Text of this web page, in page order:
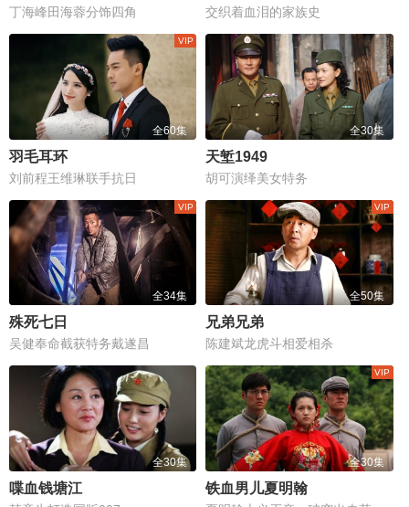
丁海峰田海蓉分饰四角 交织着血泪的家族史
全60集
羽毛耳环
刘前程王维琳联手抗日
全30集
天堑1949
胡可演绎美女特务
全34集
殊死七日
吴健奉命截获特务戴遂昌
全50集
兄弟兄弟
陈建斌龙虎斗相爱相杀
全30集
喋血钱塘江
全30集
铁血男儿夏明翰